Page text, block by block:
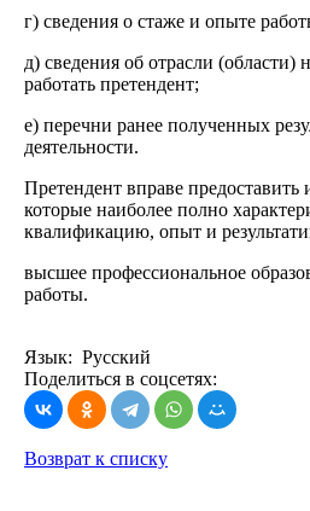
г) сведения о стаже и опыте
д) сведения об отрасли (области)
работать претендент;
е) перечни ранее полученных
деятельности.
Претендент вправе
которые наиболее полно
квалификацию, опыт и
высшее профессиональное
работы.
Язык: Русский
Поделиться в соцсетях:
Возврат к списку